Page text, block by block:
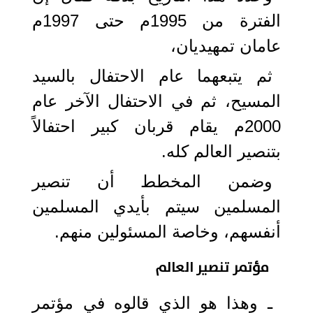
الفترة من 1995م حتى 1997م
عامان تمهيديان،
ثم يتبعهما عام الاحتفال بالسيد
المسيح، ثم في الاحتفال الآخر عام
2000م يقام قربان كبير احتفالاً
بتنصير العالم كله.
وضمن المخطط أن تنصير
المسلمين سيتم بأيدي المسلمين
أنفسهم، وخاصة المسئولين منهم.
مؤتمر تنصير العالم
ـ وهذا هو الذي قالوه في مؤتمر